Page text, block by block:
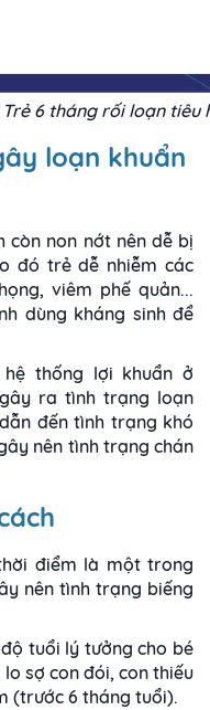
Trẻ 6 tháng rối loạn tiêu
loạn khuẩn
còn non nớt nên dễ bị
đó trẻ dễ nhiễm các
viêm phế quản...
dùng kháng sinh để
hệ thống lợi khuẩn ở
ra tình trạng loạn
đến tình trạng khó
nên tình trạng chán
điểm là một trong
nên tình trạng biếng
tuổi lý tưởng cho bé
sợ con đói, con thiếu
(trước 6 tháng tuổi).